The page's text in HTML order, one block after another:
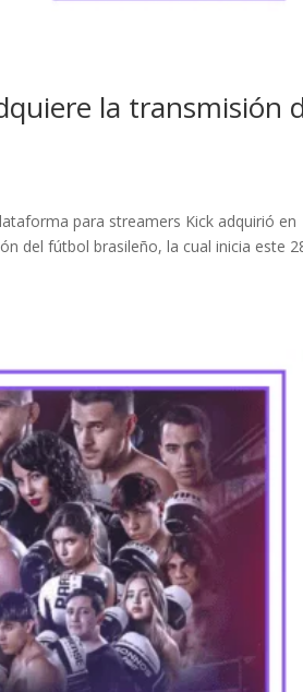
la transmisión
para streamers Kick adquirió en
del fútbol brasileño, la cual inicia este